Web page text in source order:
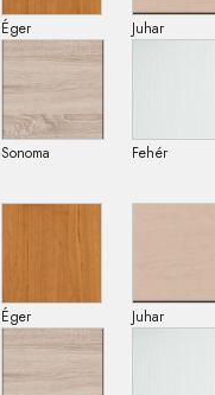
Éger Juhar
Sonoma Fehér
Éger Juhar